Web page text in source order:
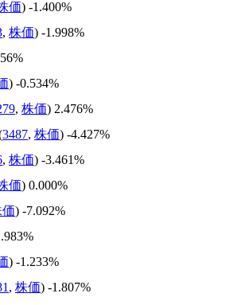
価) -1.400%
, 株価) -1.998%
) -0.534%
, 株価) 2.476%
3487, 株価) -4.427%
, 株価) -3.461%
価) 0.000%
) -7.092%
) -1.233%
, 株価) -1.807%